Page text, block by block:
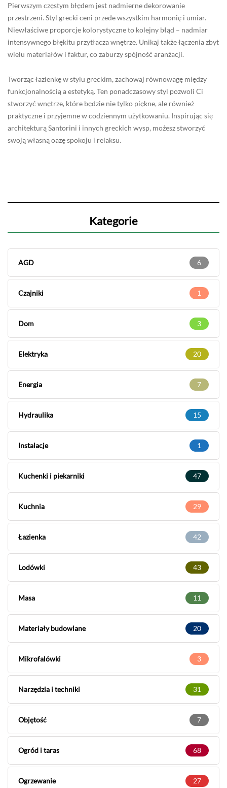
Pierwszym częstym błędem jest nadmierne dekorowanie
przestrzeni. Styl grecki ceni przede wszystkim harmonię i umiar.
Niewłaściwe proporcje kolorystyczne to kolejny błąd – nadmiar
intensywnego błękitu przytłacza wnętrze. Unikaj także łączenia zbyt
wielu materiałów i faktur, co zaburzy spójność aranżacji.
Tworząc łazienkę w stylu greckim, zachowaj równowagę między
funkcjonalnością a estetyką. Ten ponadczasowy styl pozwoli Ci
stworzyć wnętrze, które będzie nie tylko piękne, ale również
praktyczne i przyjemne w codziennym użytkowaniu. Inspirując się
architekturą Santorini i innych greckich wysp, możesz stworzyć
swoją własną oazę spokoju i relaksu.
Kategorie
AGD 6
Czajniki 1
Dom 3
Elektryka 20
Energia 7
Hydraulika 15
Instalacje 1
Kuchenki i piekarniki 47
Kuchnia 29
Łazienka 42
Lodówki 43
Masa 11
Materiały budowlane 20
Mikrofalówki 3
Narzędzia i techniki 31
Objętość 7
Ogród i taras 68
Ogrzewanie 27